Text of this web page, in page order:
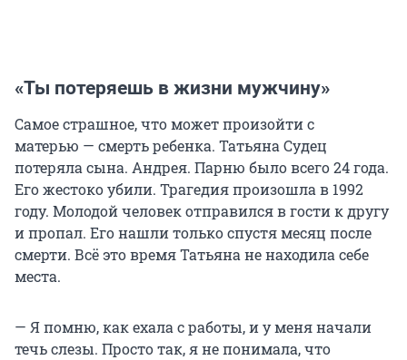
«Ты потеряешь в жизни мужчину»
Самое страшное, что может произойти с
матерью — смерть ребенка. Татьяна Судец
потеряла сына. Андрея. Парню было всего 24 года.
Его жестоко убили. Трагедия произошла в 1992
году. Молодой человек отправился в гости к другу
и пропал. Его нашли только спустя месяц после
смерти. Всё это время Татьяна не находила себе
места.
— Я помню, как ехала с работы, и у меня начали
течь слезы. Просто так, я не понимала, что